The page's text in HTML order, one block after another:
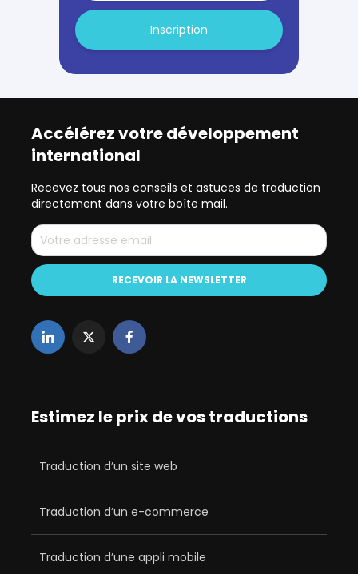
Inscription
Accélérez votre développement
international
Recevez tous nos conseils et astuces de traduction
directement dans votre boîte mail.
Estimez le prix de vos traductions
Traduction d’un site web
Traduction d’un e-commerce
Traduction d’une appli mobile